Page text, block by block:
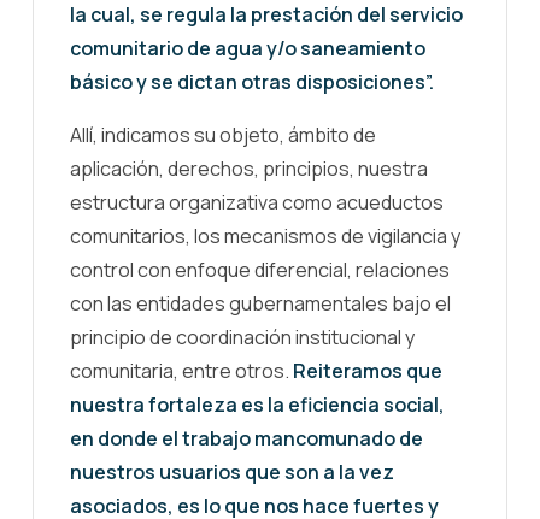
la cual, se regula la prestación del servicio
comunitario de agua y/o saneamiento
básico y se dictan otras disposiciones”.
Allí, indicamos su objeto, ámbito de
aplicación, derechos, principios, nuestra
estructura organizativa como acueductos
comunitarios, los mecanismos de vigilancia y
control con enfoque diferencial, relaciones
con las entidades gubernamentales bajo el
principio de coordinación institucional y
comunitaria, entre otros. Reiteramos que
nuestra fortaleza es la eficiencia social,
en donde el trabajo mancomunado de
nuestros usuarios que son a la vez
asociados, es lo que nos hace fuertes y